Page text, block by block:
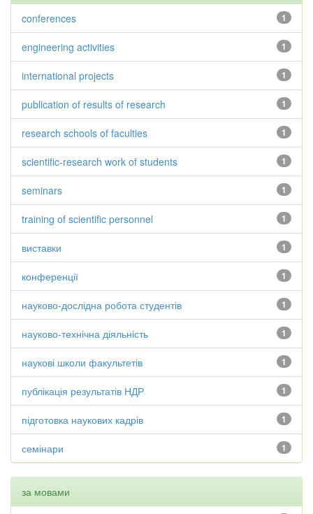
1
conferences
1
engineering activities
1
international projects
1
publication of results of research
1
research schools of faculties
1
scientific-research work of students
1
seminars
1
training of scientific personnel
1
виставки
1
конференції
1
науково-дослідна робота студентів
1
науково-технічна діяльність
1
наукові школи факультетів
1
публікація результатів НДР
1
підготовка наукових кадрів
1
семінари
за мовами